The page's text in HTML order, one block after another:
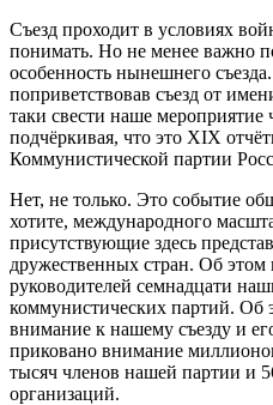
Съезд проходит в условиях
понимать. Но не менее важно
особенность нынешнего
поприветствовав съезд от
таки свести наше мероприятие
подчёркивая, что это ХIХ
Коммунистической партии
Нет, не только. Это событие
хотите, международного
присутствующие здесь
дружественных стран. Об этом
руководителей семнадцати
коммунистических партий. Об
внимание к нашему съезду и
приковано внимание
тысяч членов нашей партии и
организаций.